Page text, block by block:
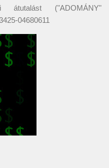
átutalást ("ADOMÁNY"
04680611